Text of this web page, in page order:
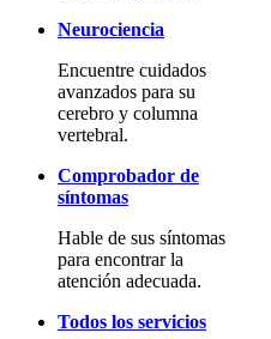
Neurociencia
Encuentre cuidados
avanzados para su
cerebro y columna
vertebral.
Comprobador de
síntomas
Hable de sus síntomas
para encontrar la
atención adecuada.
Todos los servicios